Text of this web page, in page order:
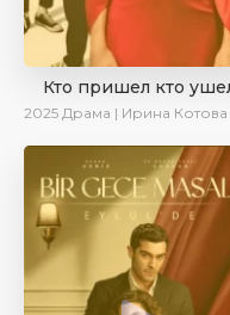
Кто пришел кто
2025 Драма | Ирина Котова | Новинки | Сериалы